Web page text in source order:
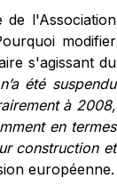
de l'Association
modifier
s'agissant du
été suspendu
à 2008,
en termes
construction et
européenne.